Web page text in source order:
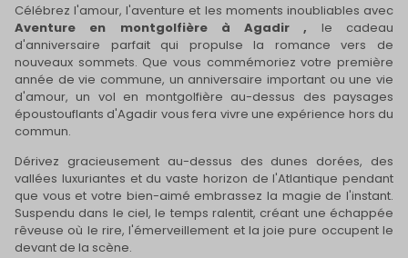
Célébrez l'amour, l'aventure et les moments inoubliables avec
Aventure en montgolfière à Agadir , le cadeau
d'anniversaire parfait qui propulse la romance vers de
nouveaux sommets. Que vous commémoriez votre première
année de vie commune, un anniversaire important ou une vie
d'amour, un vol en montgolfière au-dessus des paysages
époustouflants d'Agadir vous fera vivre une expérience hors du
commun.
Dérivez gracieusement au-dessus des dunes dorées, des
vallées luxuriantes et du vaste horizon de l'Atlantique pendant
que vous et votre bien-aimé embrassez la magie de l'instant.
Suspendu dans le ciel, le temps ralentit, créant une échappée
rêveuse où le rire, l'émerveillement et la joie pure occupent le
devant de la scène.